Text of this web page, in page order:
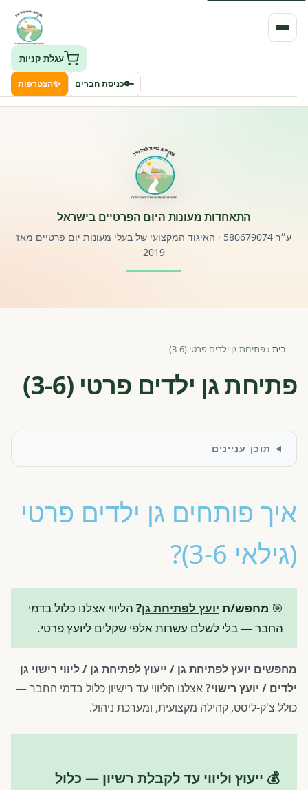
רישוי וחקיקה
פורטל לוח מודעות דרושים עובדים
אזור לחברים
השתלמויות וקורסים לגננות ולצוותי חינוך | גיל הרך 0-6
רישום חבר חדש
חנות עזרים ומוצרים
צור קשר
עגלת קניות
🔑כניסת חברים ✨הצטרפות
התאחדות מעונות היום הפרטיים בישראל
ע״ר 580679074 · האיגוד המקצועי של בעלי מעונות יום פרטיים מאז
2019
בית‹פתיחת גן ילדים פרטי (3-6)
פתיחת גן ילדים פרטי (3-6)
תוכן עניינים
איך פותחים גן ילדים פרטי
(גילאי 3-6)?
🎯 מחפש/ת יועץ לפתיחת גן? הליווי אצלנו כלול בדמי
החבר — בלי לשלם עשרות אלפי שקלים ליועץ פרטי.
מחפשים יועץ לפתיחת גן / ייעוץ לפתיחת גן / ליווי רישוי גן
ילדים / יועץ רישוי?אצלנו הליווי עד רישיון כלול בדמי החבר —
כולל צ'ק-ליסט, קהילה מקצועית, ומערכת ניהול.
💰 ייעוץ וליווי עד לקבלת רשיון — כלול